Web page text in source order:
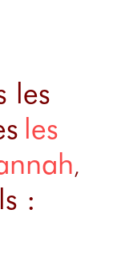
les
les
,
: